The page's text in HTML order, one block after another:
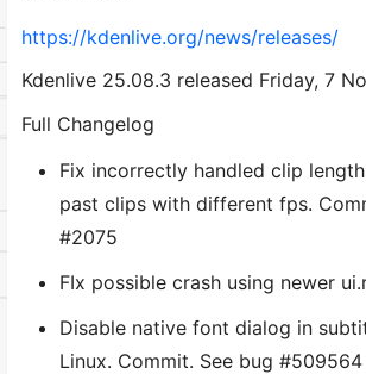
https://kdenlive.org/news/releases/
Kdenlive 25.08.3 released Friday, 7
Full Changelog
Fix incorrectly handled clip
past clips with different fps.
#2075
FIx possible crash using newer
Disable native font dialog in
Linux. Commit. See bug #509564